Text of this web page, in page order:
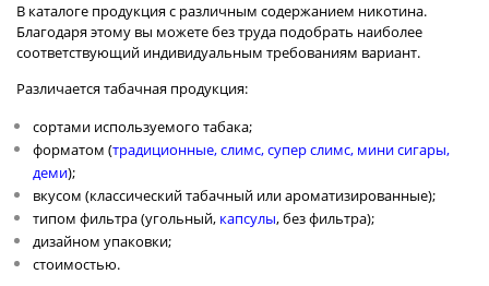
В каталоге продукция с различным содержанием никотина.
Благодаря этому вы можете без труда подобрать наиболее
соответствующий индивидуальным требованиям вариант.
Различается табачная продукция:
сортами используемого табака;
форматом (традиционные,слимс,супер слимс, мини сигары,
деми);
вкусом (классический табачный или ароматизированные);
типом фильтра (угольный, капсулы, без фильтра);
дизайном упаковки;
стоимостью.